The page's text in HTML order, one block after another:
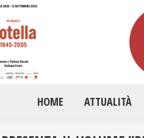
HOME ATTUALITÀ